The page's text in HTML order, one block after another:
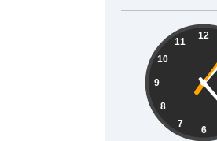
13:23:07 12
6
7
8
9
10
11